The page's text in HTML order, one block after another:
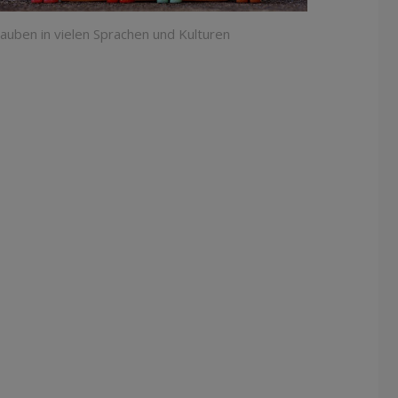
in vielen Sprachen und Kulturen